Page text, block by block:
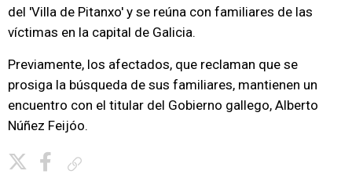
del 'Villa de Pitanxo' y se reúna con familiares de las
víctimas en la capital de Galicia.
Previamente, los afectados, que reclaman que se
prosiga la búsqueda de sus familiares, mantienen un
encuentro con el titular del Gobierno gallego, Alberto
Núñez Feijóo.